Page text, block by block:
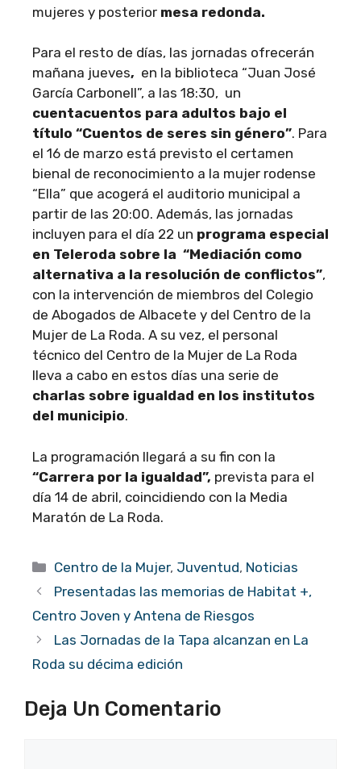
mujeres y posterior mesa redonda.
Para el resto de días, las jornadas ofrecerán
mañana jueves, en la biblioteca “Juan José
García Carbonell”, a las 18:30, un
cuentacuentos para adultos bajo el
título “Cuentos de seres sin género”. Para
el 16 de marzo está previsto el certamen
bienal de reconocimiento a la mujer rodense
“Ella” que acogerá el auditorio municipal a
partir de las 20:00. Además, las jornadas
incluyen para el día 22 un programa especial
en Teleroda sobre la “Mediación como
alternativa a la resolución de conflictos”,
con la intervención de miembros del Colegio
de Abogados de Albacete y del Centro de la
Mujer de La Roda. A su vez, el personal
técnico del Centro de la Mujer de La Roda
lleva a cabo en estos días una serie de
charlas sobre igualdad en los institutos
del municipio.
La programación llegará a su fin con la
“Carrera por la igualdad”, prevista para el
día 14 de abril, coincidiendo con la Media
Maratón de La Roda.
Categorías
Centro de la Mujer, Juventud, Noticias
Presentadas las memorias de Habitat +,
Centro Joven y Antena de Riesgos
Las Jornadas de la Tapa alcanzan en La
Roda su décima edición
Deja Un Comentario